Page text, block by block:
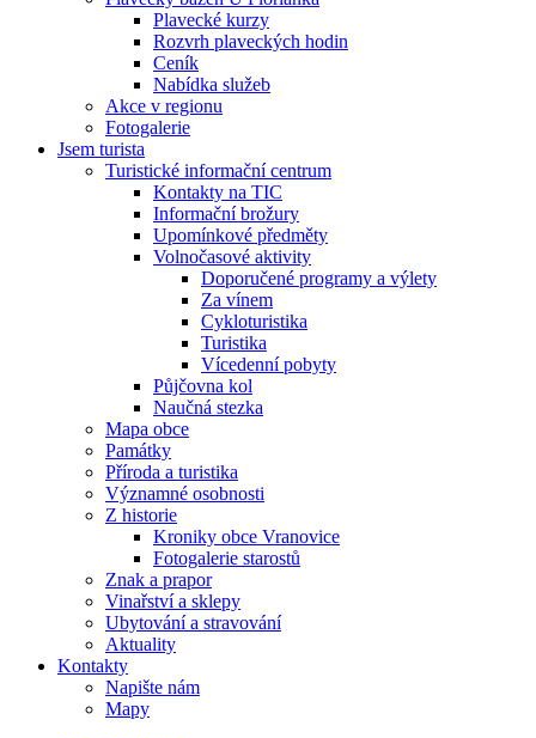
Plavecké kurzy
Rozvrh plaveckých hodin
Ceník
Nabídka služeb
Akce v regionu
Fotogalerie
Jsem turista
Turistické informační centrum
Kontakty na TIC
Informační brožury
Upomínkové předměty
Volnočasové aktivity
Doporučené programy a výlety
Za vínem
Cykloturistika
Turistika
Vícedenní pobyty
Půjčovna kol
Naučná stezka
Mapa obce
Památky
Příroda a turistika
Významné osobnosti
Z historie
Kroniky obce Vranovice
Fotogalerie starostů
Znak a prapor
Vinařství a sklepy
Ubytování a stravování
Aktuality
Kontakty
Napište nám
Mapy